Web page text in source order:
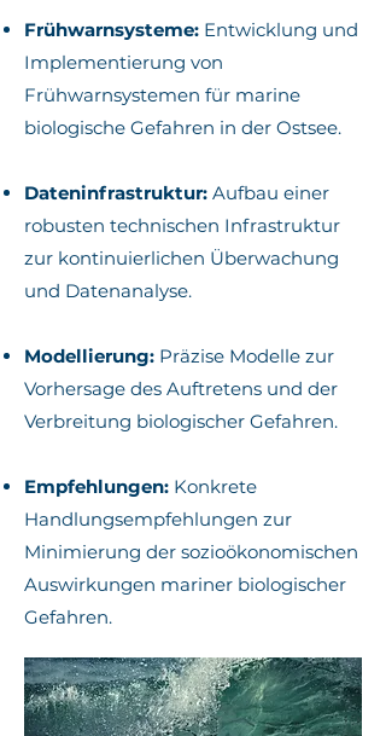
Frühwarnsysteme: Entwicklung und
Implementierung von
Frühwarnsystemen für marine
biologische Gefahren in der Ostsee.
Dateninfrastruktur: Aufbau einer
robusten technischen Infrastruktur
zur kontinuierlichen Überwachung
und Datenanalyse.
Modellierung: Präzise Modelle zur
Vorhersage des Auftretens und der
Verbreitung biologischer Gefahren.
Empfehlungen: Konkrete
Handlungsempfehlungen zur
Minimierung der sozioökonomischen
Auswirkungen mariner biologischer
Gefahren.